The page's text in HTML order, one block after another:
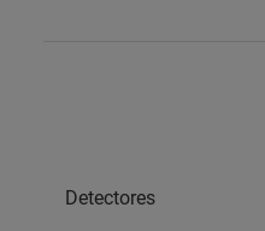
Detectores